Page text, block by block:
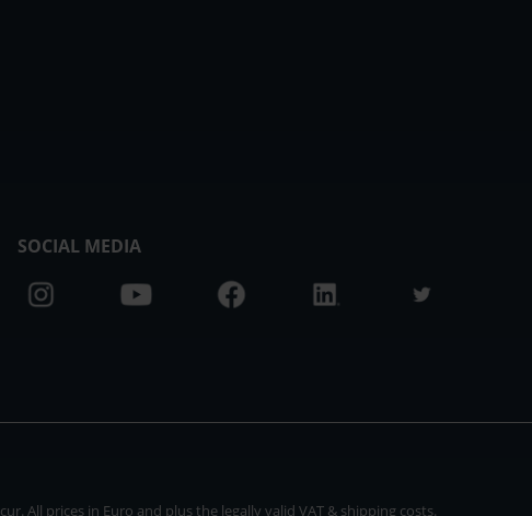
SOCIAL MEDIA
All prices in Euro and plus the legally valid VAT & shipping costs.